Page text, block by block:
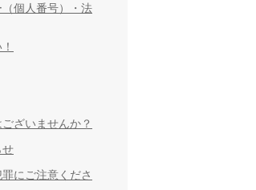
個人番号）・法
ざいませんか？
せ
にご注意くださ